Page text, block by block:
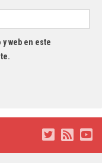
web en este